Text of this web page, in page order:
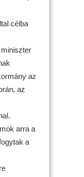
célba
az
az
arra a
a